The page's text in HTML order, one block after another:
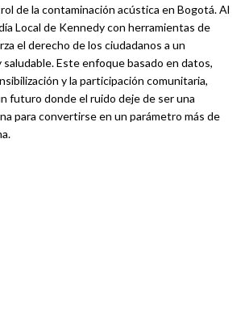
de la contaminación acústica en Bogotá. Al
Local de Kennedy con herramientas de
el derecho de los ciudadanos a un
Este enfoque basado en datos,
y la participación comunitaria,
futuro donde el ruido deje de ser una
para convertirse en un parámetro más de